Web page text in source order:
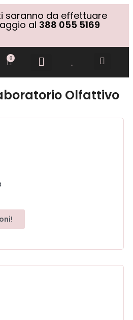
saranno da effettuare
al 388 055 5169
0
Olfattivo